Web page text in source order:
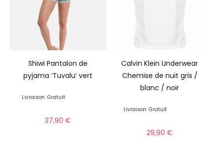
Shiwi Pantalon de
pyjama ‘Tuvalu’ vert
Livraison Gratuit
37,90€
Calvin Klein Underwear
Chemise de nuit gris /
blanc / noir
Livraison Gratuit
29,90€